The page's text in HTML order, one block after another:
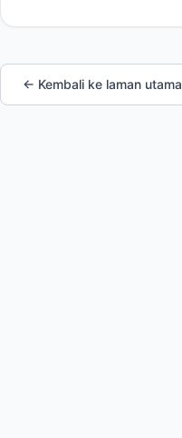
← Kembali ke laman utama